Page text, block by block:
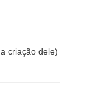
criação dele)